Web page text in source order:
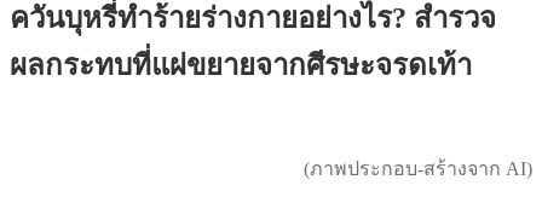
ควันบุหรี่ทำร้ายร่างกายอย่างไร? สำรวจ
ผลกระทบที่แผ่ขยายจากศีรษะจรดเท้า
(ภาพประกอบ-สร้างจาก AI)